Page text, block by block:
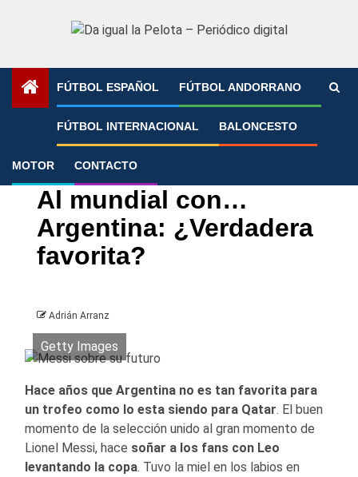
FÚTBOL ESPAÑOL FÚTBOL ANDORRANO
FÚTBOL INTERNACIONAL BALONCESTO
MOTOR CONTACTO
»
Fútbol Internacional Mundial
Al mundial con…
Argentina: ¿Verdadera
favorita?
Adrián Arranz
Getty Images
Hace años que Argentina no es tan favorita para
un trofeo como lo esta siendo para Qatar. El buen
momento de la selección unido al gran momento de
Lionel Messi, hace soñar a los fans con Leo
levantando la copa. Tuvo la miel en los labios en